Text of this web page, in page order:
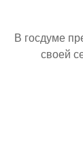
В госдуме
своей